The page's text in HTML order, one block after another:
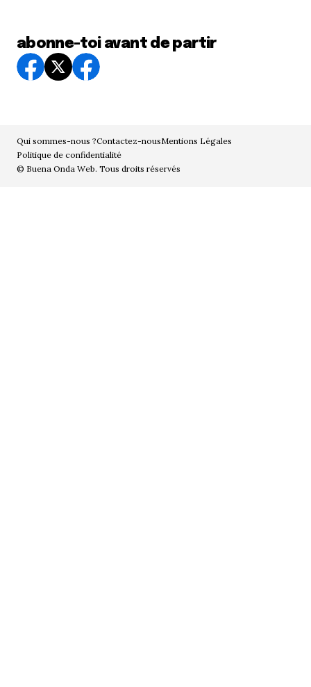
abonne-toi avant de partir
Qui sommes-nous ?Contactez-nousMentions Légales
Politique de confidentialité
© Buena Onda Web. Tous droits réservés